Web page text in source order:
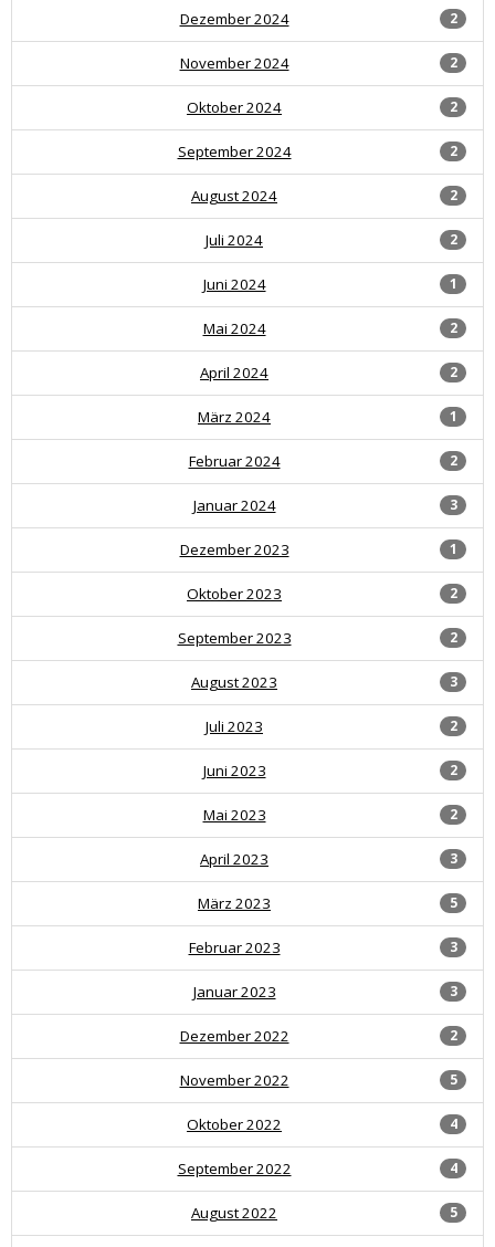
2
Dezember 2024
2
November 2024
2
Oktober 2024
2
September 2024
2
August 2024
2
Juli 2024
1
Juni 2024
2
Mai 2024
2
April 2024
1
März 2024
2
Februar 2024
3
Januar 2024
1
Dezember 2023
2
Oktober 2023
2
September 2023
3
August 2023
2
Juli 2023
2
Juni 2023
2
Mai 2023
3
April 2023
5
März 2023
3
Februar 2023
3
Januar 2023
2
Dezember 2022
5
November 2022
4
Oktober 2022
4
September 2022
5
August 2022